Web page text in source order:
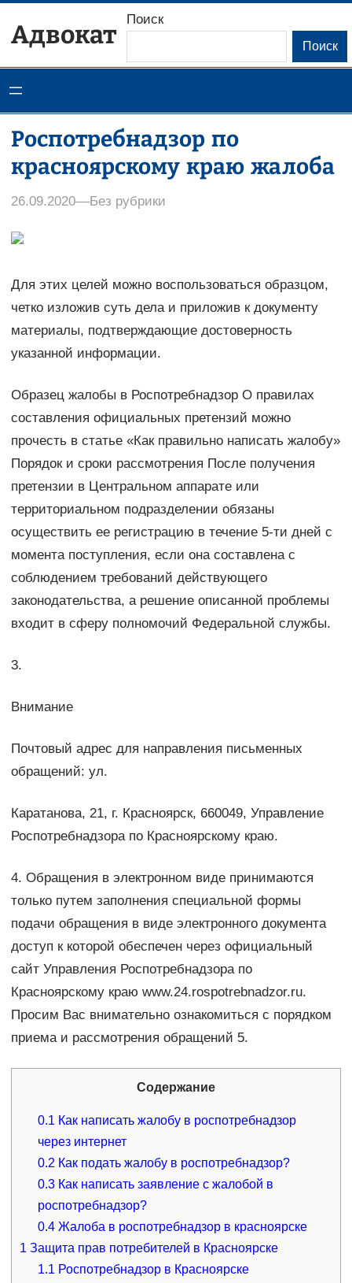
Адвокат
Поиск
Поиск
Роспотребнадзор по
красноярскому краю жалоба
26.09.2020––Без рубрики
Для этих целей можно воспользоваться образцом,
четко изложив суть дела и приложив к документу
материалы, подтверждающие достоверность
указанной информации.
Образец жалобы в Роспотребнадзор О правилах
составления официальных претензий можно
прочесть в статье «Как правильно написать жалобу»
Порядок и сроки рассмотрения После получения
претензии в Центральном аппарате или
территориальном подразделении обязаны
осуществить ее регистрацию в течение 5-ти дней с
момента поступления, если она составлена с
соблюдением требований действующего
законодательства, а решение описанной проблемы
входит в сферу полномочий Федеральной службы.
3.
Внимание
Почтовый адрес для направления письменных
обращений: ул.
Каратанова, 21, г. Красноярск, 660049, Управление
Роспотребнадзора по Красноярскому краю.
4. Обращения в электронном виде принимаются
только путем заполнения специальной формы
подачи обращения в виде электронного документа
доступ к которой обеспечен через официальный
сайт Управления Роспотребнадзора по
Красноярскому краю www.24.rospotrebnadzor.ru.
Просим Вас внимательно ознакомиться с порядком
приема и рассмотрения обращений 5.
Содержание
0.1 Как написать жалобу в роспотребнадзор
через интернет
0.2 Как подать жалобу в роспотребнадзор?
0.3 Как написать заявление с жалобой в
роспотребнадзор?
0.4 Жалоба в роспотребнадзор в красноярске
1Защита прав потребителей в Красноярске
1.1 Роспотребнадзор в Красноярске